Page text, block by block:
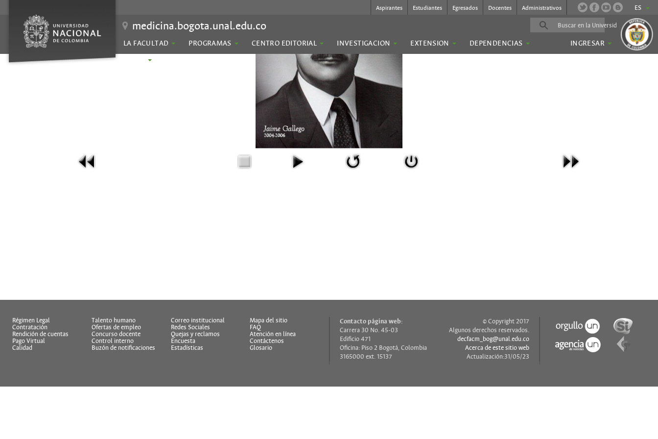
ES
Aspirantes Estudiantes Egresados Docentes Administrativos
medicina.bogota.unal.edu.co
LA FACULTAD PROGRAMAS CENTRO EDITORIAL INVESTIGACION EXTENSION DEPENDENCIAS
INGRESAR
Régimen Legal
Talento humano
Contratación
Ofertas de empleo
Rendición de cuentas
Concurso docente
Pago Virtual
Control interno
Calidad
Buzón de notificaciones
Correo institucional
Mapa del sitio
Redes Sociales
FAQ
Quejas y reclamos
Atención en línea
Encuesta
Contáctenos
Estadísticas
Glosario
Contacto página web:
Carrera 30 No. 45-03
Edificio 471
Oficina: Piso 2 Bogotá, Colombia
3165000 ext. 15137
© Copyright 2017
Algunos derechos reservados.
decfacm_bog@unal.edu.co
Acerca de este sitio web
Actualización:31/05/23